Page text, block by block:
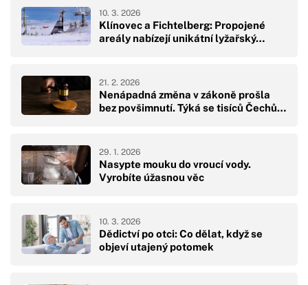
Klínovec a Fichtelberg: Propojené
areály nabízejí unikátní lyžařský…
10. 3. 2026
Nenápadná změna v zákoně prošla
bez povšimnutí. Týká se tisíců Čechů…
21. 2. 2026
Nasypte mouku do vroucí vody.
Vyrobíte úžasnou věc
29. 1. 2026
Dědictví po otci: Co dělat, když se
objeví utajený potomek
10. 3. 2026